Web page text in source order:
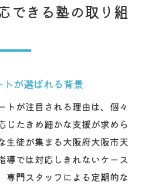
できる塾の取り組
が選ばれる背景
トが注目される理由は、個々
じたきめ細かな支援が求めら
生徒が集まる大阪府大阪市天
導では対応しきれないケース
専門スタッフによる定期的な